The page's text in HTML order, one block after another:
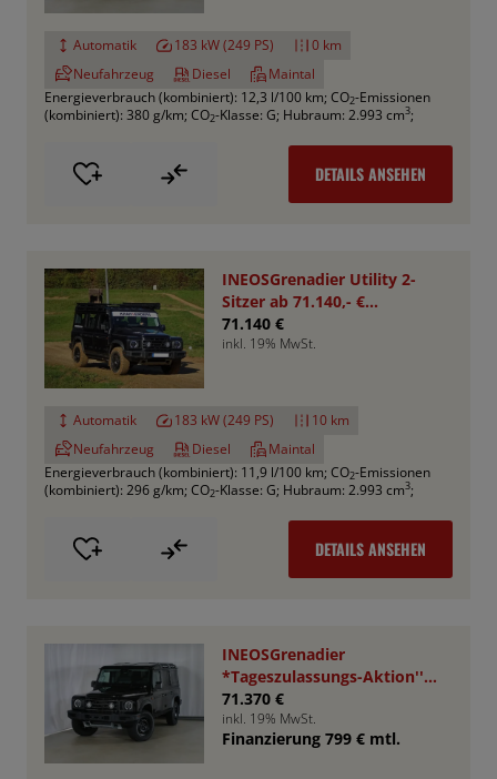
Automatik 183 kW (249 PS)
0 km
Neufahrzeug
Diesel
Maintal
Energieverbrauch (kombiniert): 12,3 l/100 km; CO2-Emissionen
(kombiniert): 380 g/km; CO2-Klasse: G; Hubraum: 2.993 cm3;
DETAILS ANSEHEN
INEOSGrenadier Utility 2-
Sitzer ab 71.140,- €
*Bestellfahrzeug*
71.140 €
inkl. 19% MwSt.
Automatik 183 kW (249 PS)
10 km
Neufahrzeug
Diesel
Maintal
Energieverbrauch (kombiniert): 11,9 l/100 km; CO2-Emissionen
(kombiniert): 296 g/km; CO2-Klasse: G; Hubraum: 2.993 cm3;
DETAILS ANSEHEN
INEOSGrenadier
*Tageszulassungs-Aktion''
UPE : 78.050,- €
71.370 €
inkl. 19% MwSt.
Finanzierung 799 € mtl.